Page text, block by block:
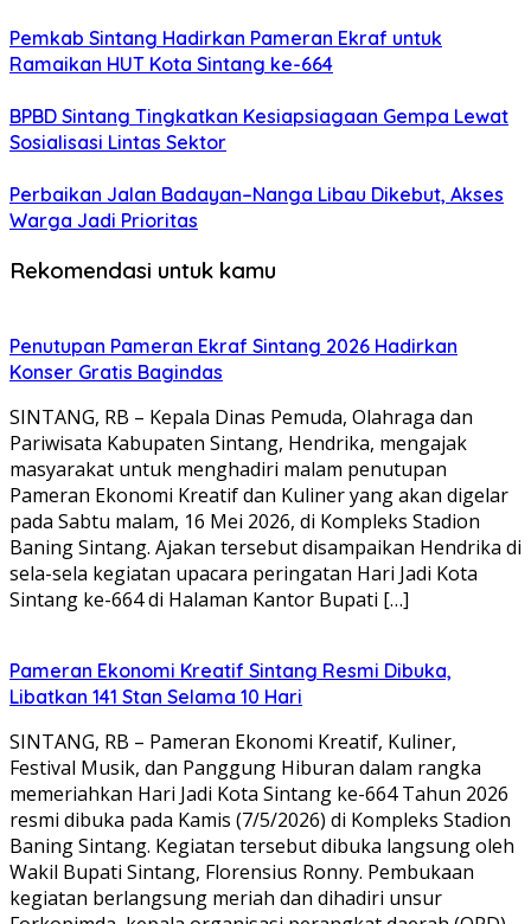
Pemkab Sintang Hadirkan Pameran Ekraf untuk
Ramaikan HUT Kota Sintang ke-664
BPBD Sintang Tingkatkan Kesiapsiagaan Gempa Lewat
Sosialisasi Lintas Sektor
Perbaikan Jalan Badayan–Nanga Libau Dikebut, Akses
Warga Jadi Prioritas
Rekomendasi untuk kamu
Penutupan Pameran Ekraf Sintang 2026 Hadirkan
Konser Gratis Bagindas
SINTANG, RB – Kepala Dinas Pemuda, Olahraga dan
Pariwisata Kabupaten Sintang, Hendrika, mengajak
masyarakat untuk menghadiri malam penutupan
Pameran Ekonomi Kreatif dan Kuliner yang akan digelar
pada Sabtu malam, 16 Mei 2026, di Kompleks Stadion
Baning Sintang. Ajakan tersebut disampaikan Hendrika di
sela-sela kegiatan upacara peringatan Hari Jadi Kota
Sintang ke-664 di Halaman Kantor Bupati […]
Pameran Ekonomi Kreatif Sintang Resmi Dibuka,
Libatkan 141 Stan Selama 10 Hari
SINTANG, RB – Pameran Ekonomi Kreatif, Kuliner,
Festival Musik, dan Panggung Hiburan dalam rangka
memeriahkan Hari Jadi Kota Sintang ke-664 Tahun 2026
resmi dibuka pada Kamis (7/5/2026) di Kompleks Stadion
Baning Sintang. Kegiatan tersebut dibuka langsung oleh
Wakil Bupati Sintang, Florensius Ronny. Pembukaan
kegiatan berlangsung meriah dan dihadiri unsur